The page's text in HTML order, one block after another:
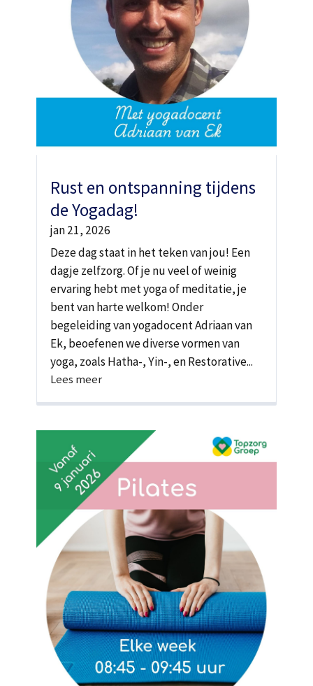
Rust en ontspanning tijdens
de Yogadag!
jan 21, 2026
Deze dag staat in het teken van jou! Een
dagje zelfzorg. Of je nu veel of weinig
ervaring hebt met yoga of meditatie, je
bent van harte welkom! Onder
begeleiding van yogadocent Adriaan van
Ek, beoefenen we diverse vormen van
yoga, zoals Hatha-, Yin-, en Restorative...
Lees meer